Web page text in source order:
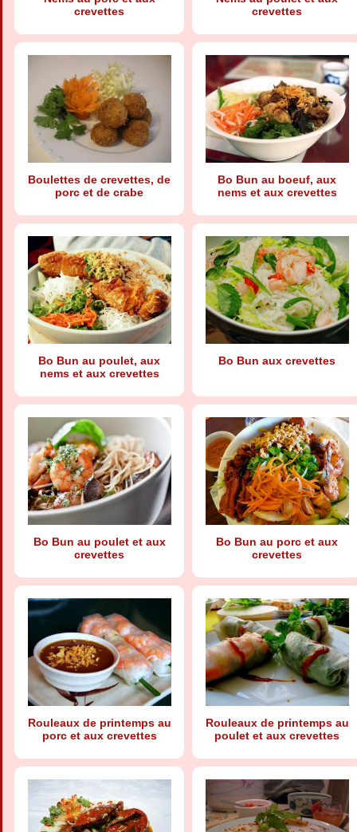
crevettes
crevettes
Boulettes de crevettes, de
porc et de crabe
Bo Bun au boeuf, aux
nems et aux crevettes
Bo Bun au poulet, aux
nems et aux crevettes
Bo Bun aux crevettes
Bo Bun au poulet et aux
crevettes
Bo Bun au porc et aux
crevettes
Rouleaux de printemps au
porc et aux crevettes
Rouleaux de printemps au
poulet et aux crevettes